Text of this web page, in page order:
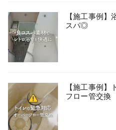
【施工事例
スパ◎
【施工事例
フロー管交換